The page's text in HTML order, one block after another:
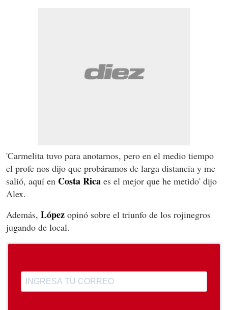
'Carmelita tuvo para anotarnos, pero en el medio tiempo
el profe nos dijo que probáramos de larga distancia y me
salió, aquí en CostaRica es el mejor que he metido' dijo
Alex.
Además, López opinó sobre el triunfo de los rojinegros
jugando de local.